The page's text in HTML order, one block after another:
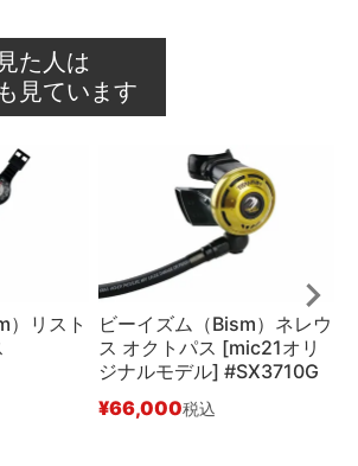
た人は
見ています
）リスト
ビーイズム（Bism）ネレウ
ス オクトパス [mic21オリ
ジナルモデル] #SX3710G
¥66,000税込